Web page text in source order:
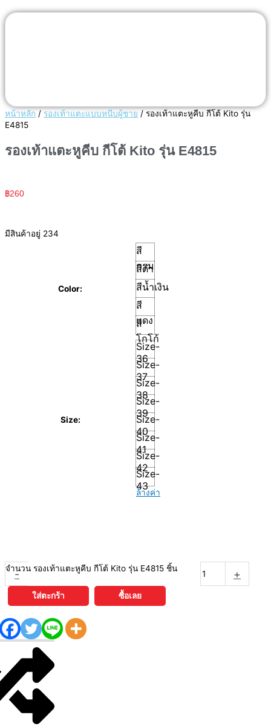
หน้าหลัก / รองเท้าแตะแบบหนีบผู้ชาย / รองเท้าแตะหูคีบ กีโต้ Kito รุ่น
E4815
รองเท้าแตะหูคีบ กีโต้ Kito รุ่น E4815
฿260
มีสินค้าอยู่ 234
Color:
สี
กรม
สีดำ
สีน้ำเงิน
สี
แดง
สี
โกโก้
Size:
Size-
36
Size-
37
Size-
38
Size-
39
Size-
40
Size-
41
Size-
42
Size-
43
ล้างค่า
-
จำนวน รองเท้าแตะหูคีบ กีโต้ Kito รุ่น E4815 ชิ้น +
ใส่ตะกร้า ซื้อเลย